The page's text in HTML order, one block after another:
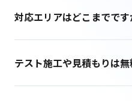
対応エリアはどこまでです
テスト施工や見積もりは無